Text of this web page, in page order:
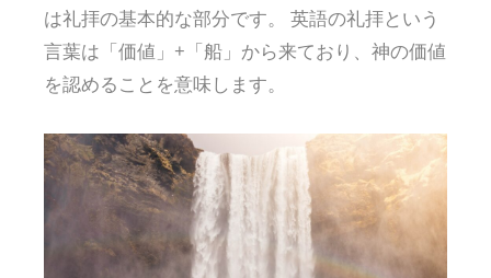
は礼拝の基本的な部分です。 英語の礼拝という
言葉は「価値」+「船」から来ており、神の価値
を認めることを意味します。